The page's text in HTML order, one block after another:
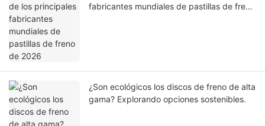
fabricantes mundiales de pastillas de freno
¿Son ecológicos los discos de freno de alta
gama? Explorando opciones sostenibles.